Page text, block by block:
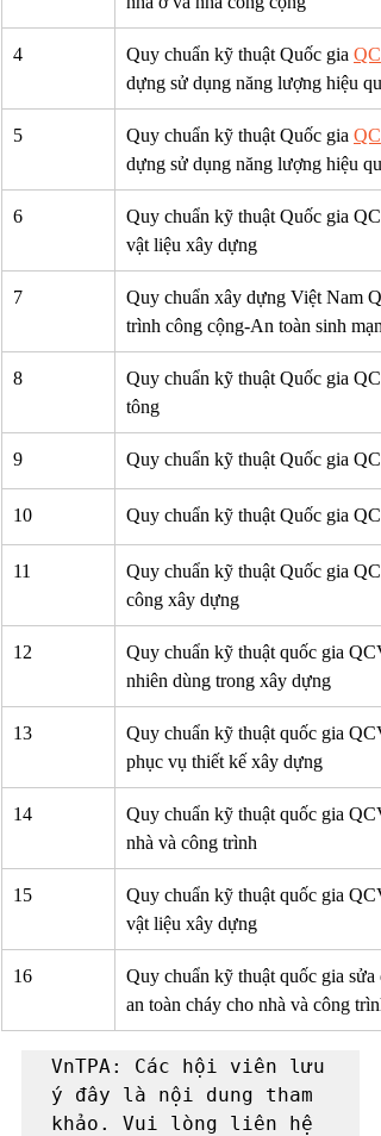
4 Quy chuẩn kỹ thuật Quốc gia
dựng sử dụng năng lượng hiệu quả
5 Quy chuẩn kỹ thuật Quốc gia
dựng sử dụng năng lượng hiệu quả
6
Quy chuẩn kỹ thuật Quốc gia
vật liệu xây dựng
7
Quy chuẩn xây dựng Việt Nam
trình công cộng-An toàn sinh
8
Quy chuẩn kỹ thuật Quốc gia
tông
9 Quy chuẩn kỹ thuật Quốc gia
10 Quy chuẩn kỹ thuật Quốc gia
11
Quy chuẩn kỹ thuật Quốc gia
công xây dựng
12
Quy chuẩn kỹ thuật quốc gia
nhiên dùng trong xây dựng
13
Quy chuẩn kỹ thuật quốc gia
phục vụ thiết kế xây dựng
14
Quy chuẩn kỹ thuật quốc gia
nhà và công trình
15
Quy chuẩn kỹ thuật quốc gia
vật liệu xây dựng
16
Quy chuẩn kỹ thuật quốc gia sửa
an toàn cháy cho nhà và công trình
VnTPA: Các hội viên lưu
ý đây là nội dung tham
khảo. Vui lòng liên hệ